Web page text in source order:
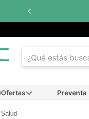
Ofertas Preventa
Salud